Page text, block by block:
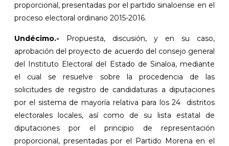
proporcional, presentadas por el partido sinaloense en el
proceso electoral ordinario 2015-2016.
Undécimo.- Propuesta, discusión, y en su caso,
aprobación del proyecto de acuerdo del consejo general
del Instituto Electoral del Estado de Sinaloa, mediante
el cual se resuelve sobre la procedencia de las
solicitudes de registro de candidaturas a diputaciones
por el sistema de mayoría relativa para los 24 distritos
electorales locales, así como de su lista estatal de
diputaciones por el principio de representación
proporcional, presentadas por el Partido Morena en el